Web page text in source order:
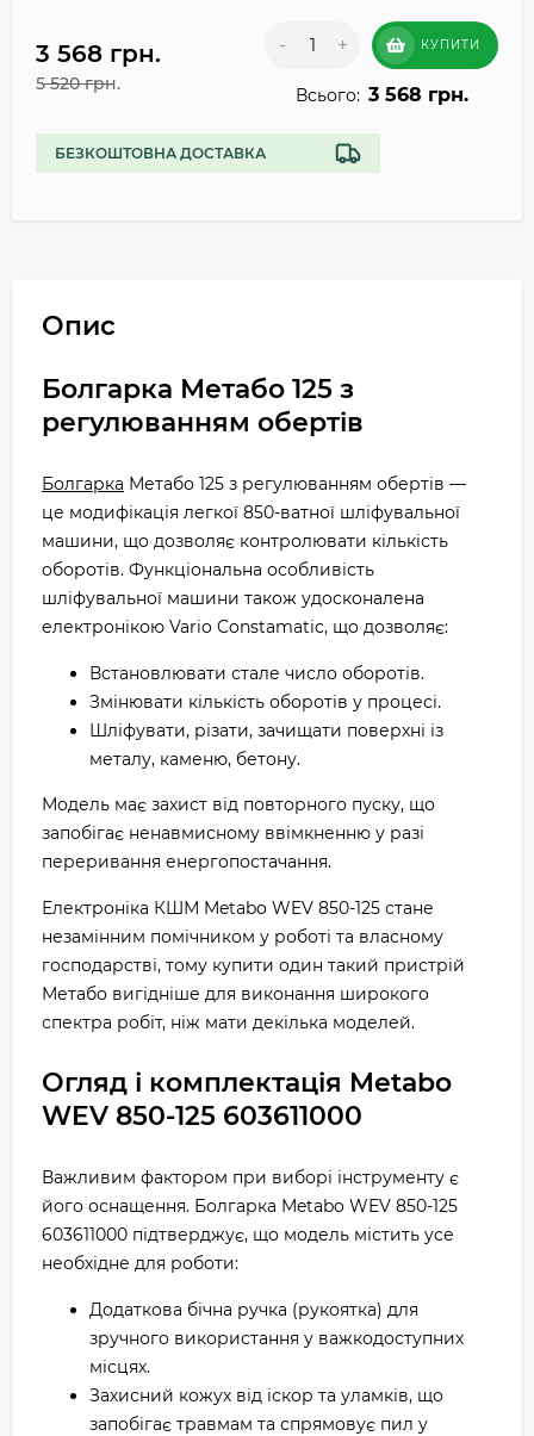
3 568 грн.
5 520 грн.
- + КУПИТИ
Всього: 3 568 грн.
БЕЗКОШТОВНА ДОСТАВКА
Опис
Болгарка Метабо 125 з
регулюванням обертів
Болгарка Метабо 125 з регулюванням обертів —
це модифікація легкої 850-ватної шліфувальної
машини, що дозволяє контролювати кількість
оборотів. Функціональна особливість
шліфувальної машини також удосконалена
електронікою Vario Constamatic, що дозволяє:
Встановлювати стале число оборотів.
Змінювати кількість оборотів у процесі.
Шліфувати, різати, зачищати поверхні із
металу, каменю, бетону.
Модель має захист від повторного пуску, що
запобігає ненавмисному ввімкненню у разі
переривання енергопостачання.
Електроніка КШМ Metabo WEV 850-125 стане
незамінним помічником у роботі та власному
господарстві, тому купити один такий пристрій
Метабо вигідніше для виконання широкого
спектра робіт, ніж мати декілька моделей.
Огляд і комплектація Metabo
WEV 850-125 603611000
Важливим фактором при виборі інструменту є
його оснащення. Болгарка Metabo WEV 850-125
603611000 підтверджує, що модель містить усе
необхідне для роботи:
Додаткова бічна ручка (рукоятка) для
зручного використання у важкодоступних
місцях.
Захисний кожух від іскор та уламків, що
запобігає травмам та спрямовує пил у